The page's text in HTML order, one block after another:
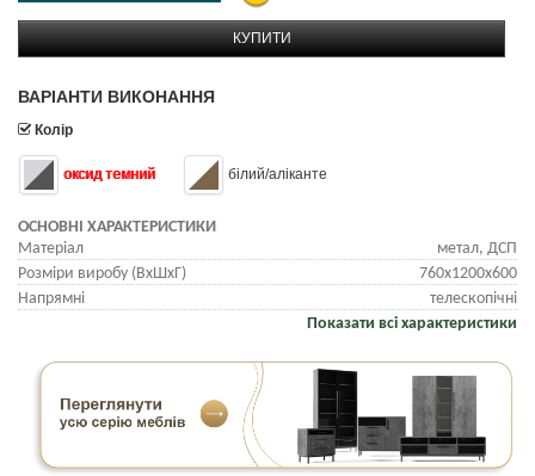
КУПИТИ
ВАРІАНТИ ВИКОНАННЯ
Колір
оксид темний білий/аліканте
ОСНОВНІ ХАРАКТЕРИСТИКИ
Матеріал
метал, ДСП
Розміри виробу (ВхШхГ)
760х1200х600
Напрямні
телескопічні
Показати всі характеристики